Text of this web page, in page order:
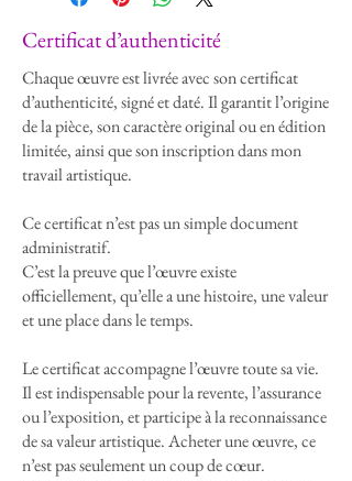
La machine de tatouage s’intègre à la
canette comme une extension naturelle,
sa signature unique. Les crocs acérés et le
métal en fusion renforcent l’impression
d’un objet du quotidien devenu une
entité puissante et imprévisible.
Cette œuvre explore avec humour et
audace la dualité entre consommation et
expression artistique. Transformée en
tatoueuse mécanique, la canette
représente l’énergie brute et la créativité
dont des produits de consommation
peuvent s’inscrire dans la culture
artistique contemporaine.
​Certificat d’authenticité
Chaque œuvre est livrée avec son certificat
d’authenticité, signé et daté. Il garantit l’origine
de la pièce, son caractère original ou en édition
limitée, ainsi que son inscription dans mon
travail artistique.
Ce certificat n’est pas un simple document
administratif.
C’est la preuve que l’œuvre existe
officiellement, qu’elle a une histoire, une valeur
et une place dans le temps.
Le certificat accompagne l’œuvre toute sa vie.
Il est indispensable pour la revente, l’assurance
ou l’exposition, et participe à la reconnaissance
de sa valeur artistique. Acheter une œuvre, ce
n’est pas seulement un coup de cœur.